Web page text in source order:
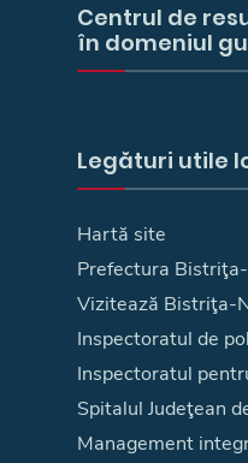
Centrul de
în domeniul
Legături utile
Hartă site
Prefectura
Vizitează Bistriţa-
Inspectoratul de
Inspectoratul
Spitalul Judeţean
Management